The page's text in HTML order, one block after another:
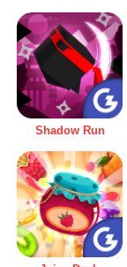
Shadow Run